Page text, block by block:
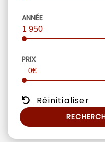
ANNÉE
1 950
PRIX
0€
Réinitialiser